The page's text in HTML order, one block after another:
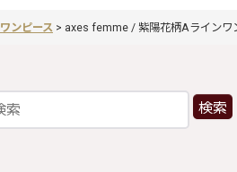
ワンピース > axes femme / 紫陽花柄Aラインワ
検索